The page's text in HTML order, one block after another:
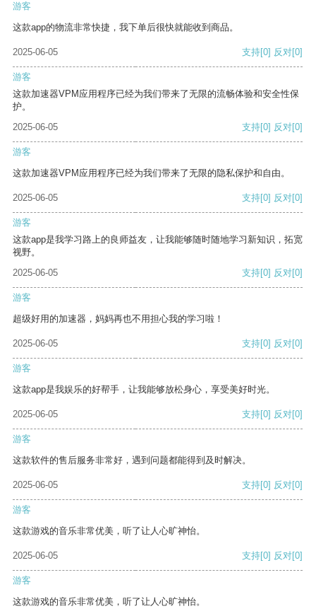
游客
这款app的物流非常快捷，我下单后很快就能收到商品。
2025-06-05 支持[0] 反对[0]
游客
这款加速器VPM应用程序已经为我们带来了无限的流畅体验和安全性保
护。
2025-06-05
支持[0] 反对[0]
游客
这款加速器VPM应用程序已经为我们带来了无限的隐私保护和自由。
2025-06-05 支持[0] 反对[0]
游客
这款app是我学习路上的良师益友，让我能够随时随地学习新知识，拓宽
视野。
2025-06-05
支持[0] 反对[0]
游客
超级好用的加速器，妈妈再也不用担心我的学习啦！
2025-06-05 支持[0] 反对[0]
游客
这款app是我娱乐的好帮手，让我能够放松身心，享受美好时光。
2025-06-05 支持[0] 反对[0]
游客
这款软件的售后服务非常好，遇到问题都能得到及时解决。
2025-06-05 支持[0] 反对[0]
游客
这款游戏的音乐非常优美，听了让人心旷神怡。
2025-06-05 支持[0] 反对[0]
游客
这款游戏的音乐非常优美，听了让人心旷神怡。